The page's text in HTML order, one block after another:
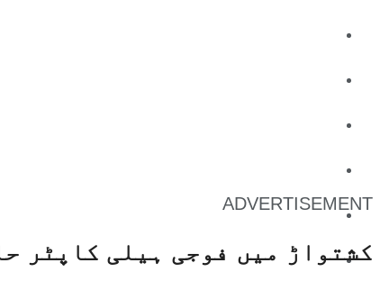
تفریح
صحت
ADVERTISEMENT
کشتواڑ میں فوجی ہیلی کاپٹر